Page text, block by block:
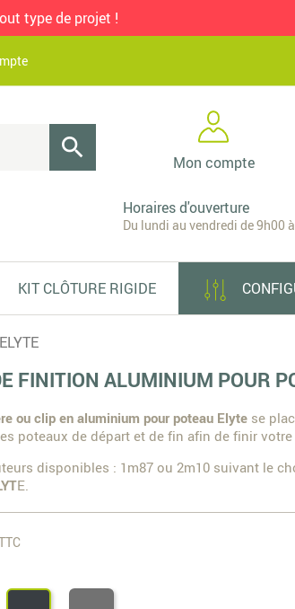
type de projet !

Mon compte
Horaires d'ouverture
Du lundi au vendredi de 9h00
KIT CLÔTURE RIGIDE
FINITION ALUMINIUM POUR
ou clip en aluminium pour poteau Elyte se
poteaux de départ et de fin afin de finir
disponibles : 1m87 ou 2m10 suivant le
E.
Gris
Gris